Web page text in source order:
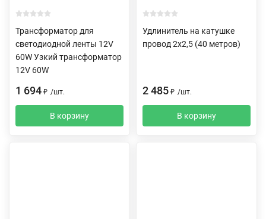
Трансформатор для
светодиодной ленты 12V
60W Узкий трансформатор
12V 60W
1 694 ₽ /шт.
В корзину
Удлинитель на катушке
провод 2х2,5 (40 метров)
2 485 ₽ /шт.
В корзину